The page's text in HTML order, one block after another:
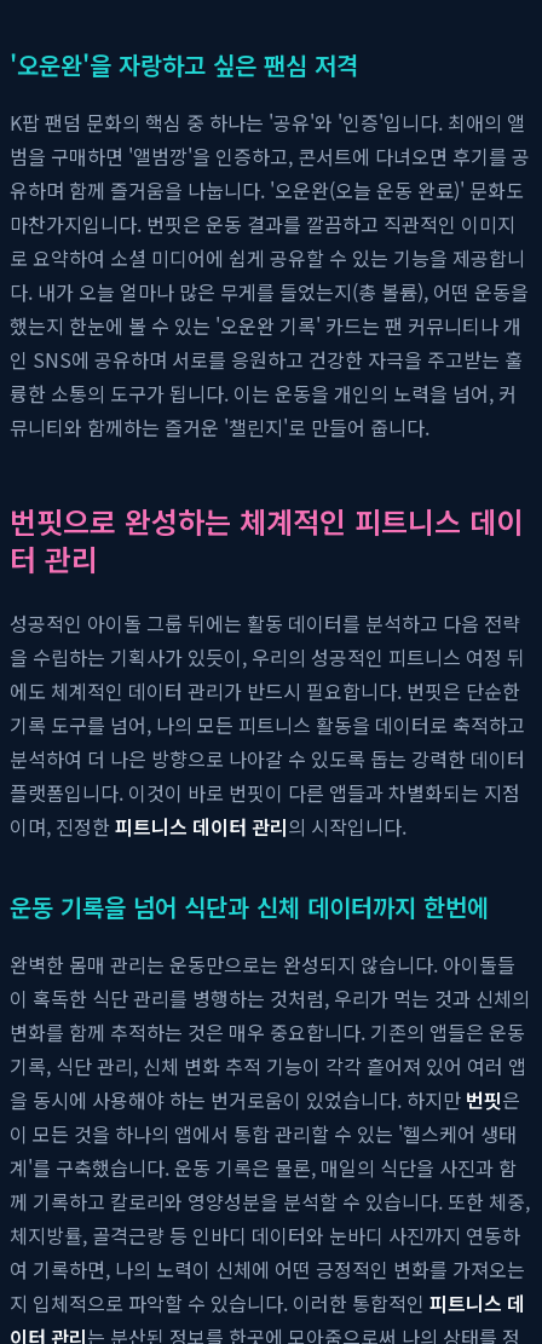
'오운완'을 자랑하고 싶은 팬심 저격
K팝 팬덤 문화의 핵심 중 하나는 '공유'와 '인증'입니다. 최애의 앨
범을 구매하면 '앨범깡'을 인증하고, 콘서트에 다녀오면 후기를 공
유하며 함께 즐거움을 나눕니다. '오운완(오늘 운동 완료)' 문화도
마찬가지입니다. 번핏은 운동 결과를 깔끔하고 직관적인 이미지
로 요약하여 소셜 미디어에 쉽게 공유할 수 있는 기능을 제공합니
다. 내가 오늘 얼마나 많은 무게를 들었는지(총 볼륨), 어떤 운동을
했는지 한눈에 볼 수 있는 '오운완 기록' 카드는 팬 커뮤니티나 개
인 SNS에 공유하며 서로를 응원하고 건강한 자극을 주고받는 훌
륭한 소통의 도구가 됩니다. 이는 운동을 개인의 노력을 넘어, 커
뮤니티와 함께하는 즐거운 '챌린지'로 만들어 줍니다.
번핏으로 완성하는 체계적인 피트니스 데이
터 관리
성공적인 아이돌 그룹 뒤에는 활동 데이터를 분석하고 다음 전략
을 수립하는 기획사가 있듯이, 우리의 성공적인 피트니스 여정 뒤
에도 체계적인 데이터 관리가 반드시 필요합니다. 번핏은 단순한
기록 도구를 넘어, 나의 모든 피트니스 활동을 데이터로 축적하고
분석하여 더 나은 방향으로 나아갈 수 있도록 돕는 강력한 데이터
플랫폼입니다. 이것이 바로 번핏이 다른 앱들과 차별화되는 지점
이며, 진정한 피트니스 데이터 관리의 시작입니다.
운동 기록을 넘어 식단과 신체 데이터까지 한번에
완벽한 몸매 관리는 운동만으로는 완성되지 않습니다. 아이돌들
이 혹독한 식단 관리를 병행하는 것처럼, 우리가 먹는 것과 신체의
변화를 함께 추적하는 것은 매우 중요합니다. 기존의 앱들은 운동
기록, 식단 관리, 신체 변화 추적 기능이 각각 흩어져 있어 여러 앱
을 동시에 사용해야 하는 번거로움이 있었습니다. 하지만 번핏은
이 모든 것을 하나의 앱에서 통합 관리할 수 있는 '헬스케어 생태
계'를 구축했습니다. 운동 기록은 물론, 매일의 식단을 사진과 함
께 기록하고 칼로리와 영양성분을 분석할 수 있습니다. 또한 체중,
체지방률, 골격근량 등 인바디 데이터와 눈바디 사진까지 연동하
여 기록하면, 나의 노력이 신체에 어떤 긍정적인 변화를 가져오는
지 입체적으로 파악할 수 있습니다. 이러한 통합적인 피트니스 데
이터 관리는 분산된 정보를 한곳에 모아줌으로써 나의 상태를 정